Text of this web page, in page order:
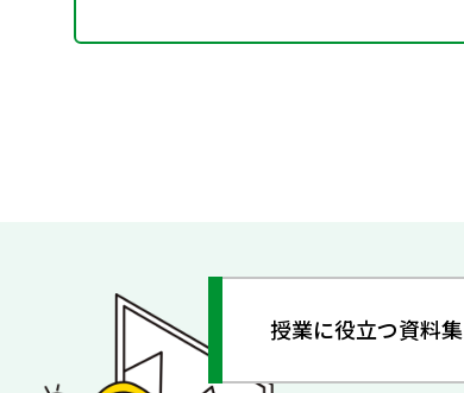
授業に役立つ資料集